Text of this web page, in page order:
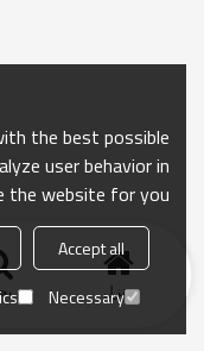
منزل
the best possible
user behavior in
website for you.
Accept all
Necessary